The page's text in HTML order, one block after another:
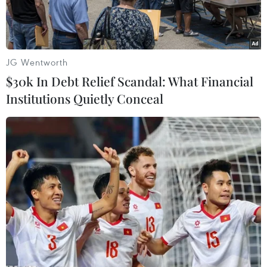
Một đường phố ở thủ đô Bình Nhưỡng, Triều Tiên. (Nguồn:
AFP/TTXVN)
Yonhap đưa tin ngày 30/1, một nguồn thạo tin
cho hay Bình Nhưỡng đang lên kế hoạch đóng
cửa toàn bộ các tuyến giao thông với thế giới
bên ngoài vào tuần này trong một nỗ lực rõ
ràng nhằm ngăn chặn sự bùng phát của virus
JG Wentworth
$30k In Debt Relief Scandal: What Financial
Institutions Quietly Conceal